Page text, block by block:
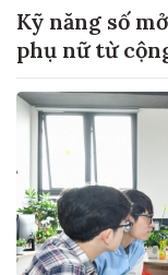
Kỹ năng số
phụ nữ từ